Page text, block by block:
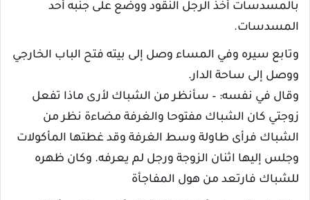
بالمسدسات أخذ الرجل النقود ووضع على جنبه أحد
المسدسات.
وتابع سيره وفي المساء وصل إلى بيته فتح الباب الخارجي
ووصل إلى ساحة الدار.
وقال في نفسه: – سأنظر من الشباك لأرى ماذا تفعل
زوجتي كان الشباك مفتوحا والغرفة مضاءة نظر من
الشباك فرأى طاولة وسط الغرفة وقد غطتها المأكولات
وجلس إليها اثنان الزوجة ورجل لم يعرفه. وكان ظهره
للشباك فارتعد من هول المفاجأة